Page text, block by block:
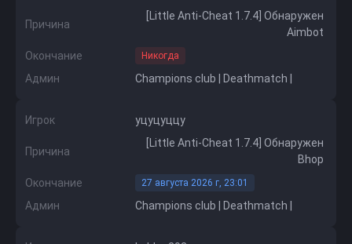
Причина
[Little Anti-Cheat 1.7.4] Обнаружен
Aimbot
Окончание
Никогда
Админ Champions club | Deathmatch |
Игрок уцуцуццу
Причина
[Little Anti-Cheat 1.7.4] Обнаружен
Bhop
Окончание
27 августа 2026 г, 23:01
Админ Champions club | Deathmatch |